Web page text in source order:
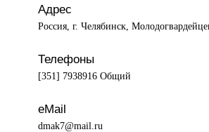
Адрес
Россия, г. Челябинск,
Телефоны
[351] 7938916 Общий
eMail
dmak7@mail.ru